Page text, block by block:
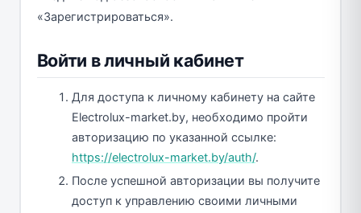
«Зарегистрироваться».
Войти в личный кабинет
Для доступа к личному кабинету на сайте
Electrolux-market.by, необходимо пройти
авторизацию по указанной ссылке:
https://electrolux-market.by/auth/.
После успешной авторизации вы получите
доступ к управлению своими личными